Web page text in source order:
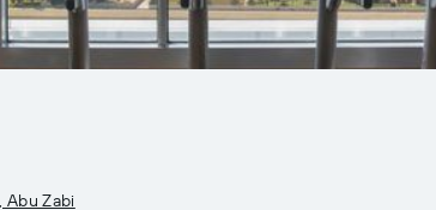
Abu Zabi